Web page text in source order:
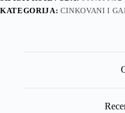
količina
KATEGORIJA: CINKOVANI I